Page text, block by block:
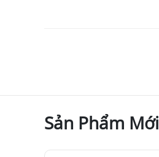
Sản Phẩm Mới